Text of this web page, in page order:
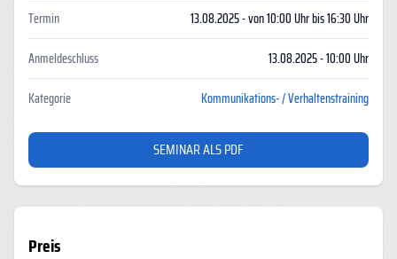
Termin 13.08.2025 - von 10:00 Uhr bis 16:30 Uhr
Anmeldeschluss 13.08.2025 - 10:00 Uhr
Kategorie Kommunikations- / Verhaltenstraining
SEMINAR ALS PDF
Preis